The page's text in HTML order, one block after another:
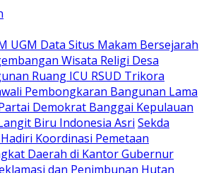
UGM Data Situs Makam Bersejarah
Wisata Religi Desa
Ruang ICU RSUD Trikora
Pembongkaran Bangunan Lama
Demokrat Banggai Kepulauan
Biru Indonesia Asri Sekda
Koordinasi Pemetaan
Daerah di Kantor Gubernur
dan Penimbunan Hutan